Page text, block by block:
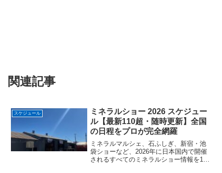
関連記事
スケジュール
ミネラルショー 2026 スケジュー
ル【最新110超・随時更新】全国
の日程をプロが完全網羅
ミネラルマルシェ、石ふしぎ、新宿・池
袋ショーなど、2026年に日本国内で開催
されるすべてのミネラルショー情報を1ペ